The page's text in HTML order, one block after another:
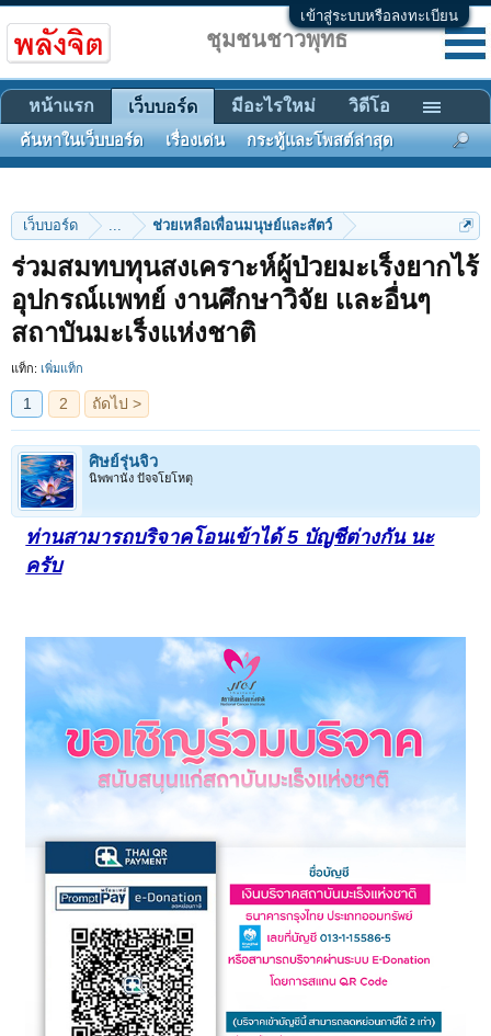
เข้าสู่ระบบหรือลงทะเบียน
เว็บบอร์ด ... ช่วยเหลือเพื่อนมนุษย์และสัตว์
ร่วมสมทบทุนสงเคราะห์ผู้ป่วยมะเร็งยากไร้
อุปกรณ์เเพทย์ งานศึกษาวิจัย เเละอื่นๆ
สถาบันมะเร็งแห่งชาติ
แท็ก: เพิ่มแท็ก
2 ถัดไป >
ศิษย์รุ่นจิ๋ว
นิพพานัง ปัจจโยโหตุ
ท่านสามารถบริจาคโอนเข้าได้ 5 บัญชีต่างกัน นะ
ครับ
ชุมชนชาวพุทธ
หน้าแรก เว็บบอร์ด
ค้นหาในเว็บบอร์ด เรื่องเด่น กระทู้และโพสต์ล่าสุด
มีอะไรใหม่ วิดีโอ